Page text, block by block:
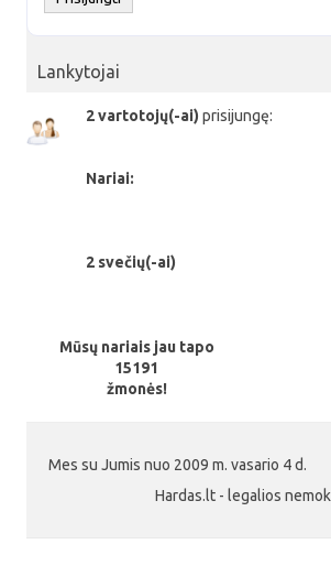
Lankytojai
2 vartotojų(-ai) prisijungę:
Nariai:
2 svečių(-ai)
Mūsų nariais jau tapo
15191
žmonės!
Mes su Jumis nuo 2009 m. vasario 4 d.
Hardas.lt - legalios